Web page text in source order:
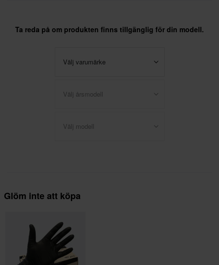
Ta reda på om produkten finns tillgänglig för din modell.
Välj varumärke
Välj årsmodell
Välj modell
Glöm inte att köpa